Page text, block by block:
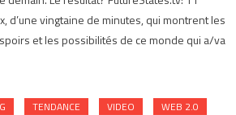
d’une vingtaine de minutes, qui montrent les
et les possibilités de ce monde qui a/va
TENDANCE VIDEO WEB 2.0